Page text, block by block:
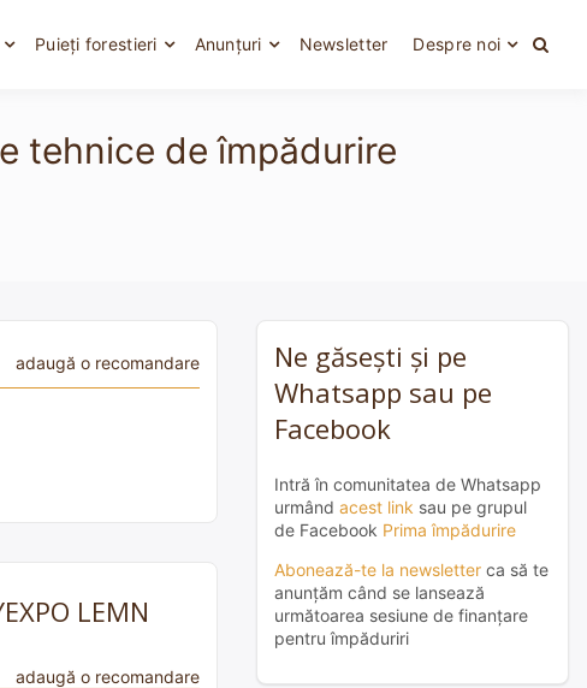
Puieți forestieri Anunțuri Newsletter Despre noi
tehnice de împădurire
adaugă o recomandare
LEMN
adaugă o recomandare
Ne găsești și pe
Whatsapp sau pe
Facebook
Intră în comunitatea de Whatsapp
urmând acest link sau pe grupul
de Facebook Prima împădurire
Abonează-te la newsletter ca să te
anunțăm când se lansează
următoarea sesiune de finanțare
pentru împăduriri